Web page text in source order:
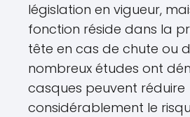
législation en vigueur,
fonction réside dans la
tête en cas de chute ou
nombreux études ont
casques peuvent réduire
considérablement le